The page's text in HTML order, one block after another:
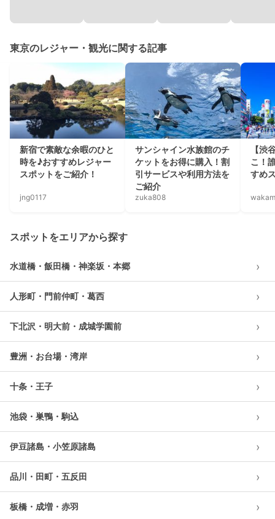
東京のレジャー・観光に関する記事
新宿で素敵な余暇のひと
時を♪おすすめレジャー
スポットをご紹介！
jng0117
サンシャイン水族館のチ
ケットをお得に購入！割
引サービスや利用方法を
ご紹介
zuka808
【渋
こ！
すめ
スポットをエリアから探す
水道橋・飯田橋・神楽坂・本郷 ›
人形町・門前仲町・葛西 ›
下北沢・明大前・成城学園前 ›
豊洲・お台場・湾岸 ›
十条・王子 ›
池袋・巣鴨・駒込 ›
伊豆諸島・小笠原諸島 ›
品川・田町・五反田 ›
板橋・成増・赤羽 ›